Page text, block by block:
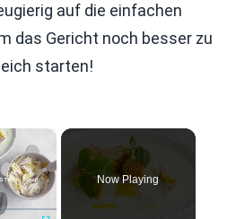
auf die einfachen
das Gericht noch besser zu
starten!
×
Now Playing